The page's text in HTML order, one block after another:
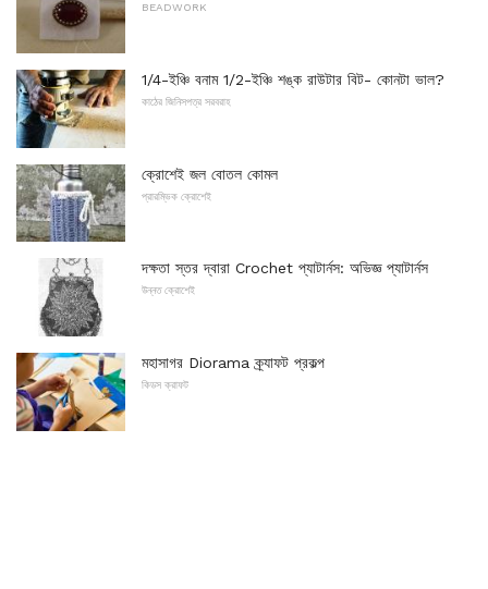
BEADWORK
1/4-ইঞ্চি বনাম 1/2-ইঞ্চি শঙ্ক রাউটার বিট- কোনটা ভাল?
কাঠের জিনিসপত্র সরবরাহ
ক্রোশেই জল বোতল কোমল
প্রারম্ভিক ক্রোশেই
দক্ষতা স্তর দ্বারা Crochet প্যাটার্নস: অভিজ্ঞ প্যাটার্নস
উন্নত ক্রোশেই
মহাসাগর Diorama ক্র্যাফট প্রকল্প
কিডস ক্রাফট